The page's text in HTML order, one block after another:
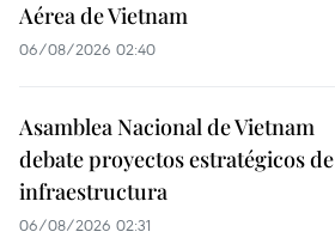
Aérea de Vietnam
06/08/2026 02:40
Asamblea Nacional de Vietnam
debate proyectos estratégicos de
infraestructura
06/08/2026 02:31